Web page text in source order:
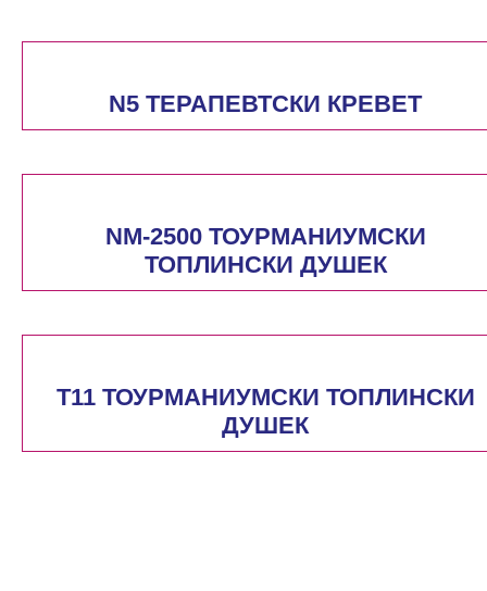
N5 ТЕРАПЕВТСКИ КРЕВЕТ
NM-2500 ТОУРМАНИУМСКИ
ТОПЛИНСКИ ДУШЕК
T11 ТОУРМАНИУМСКИ ТОПЛИНСКИ
ДУШЕК